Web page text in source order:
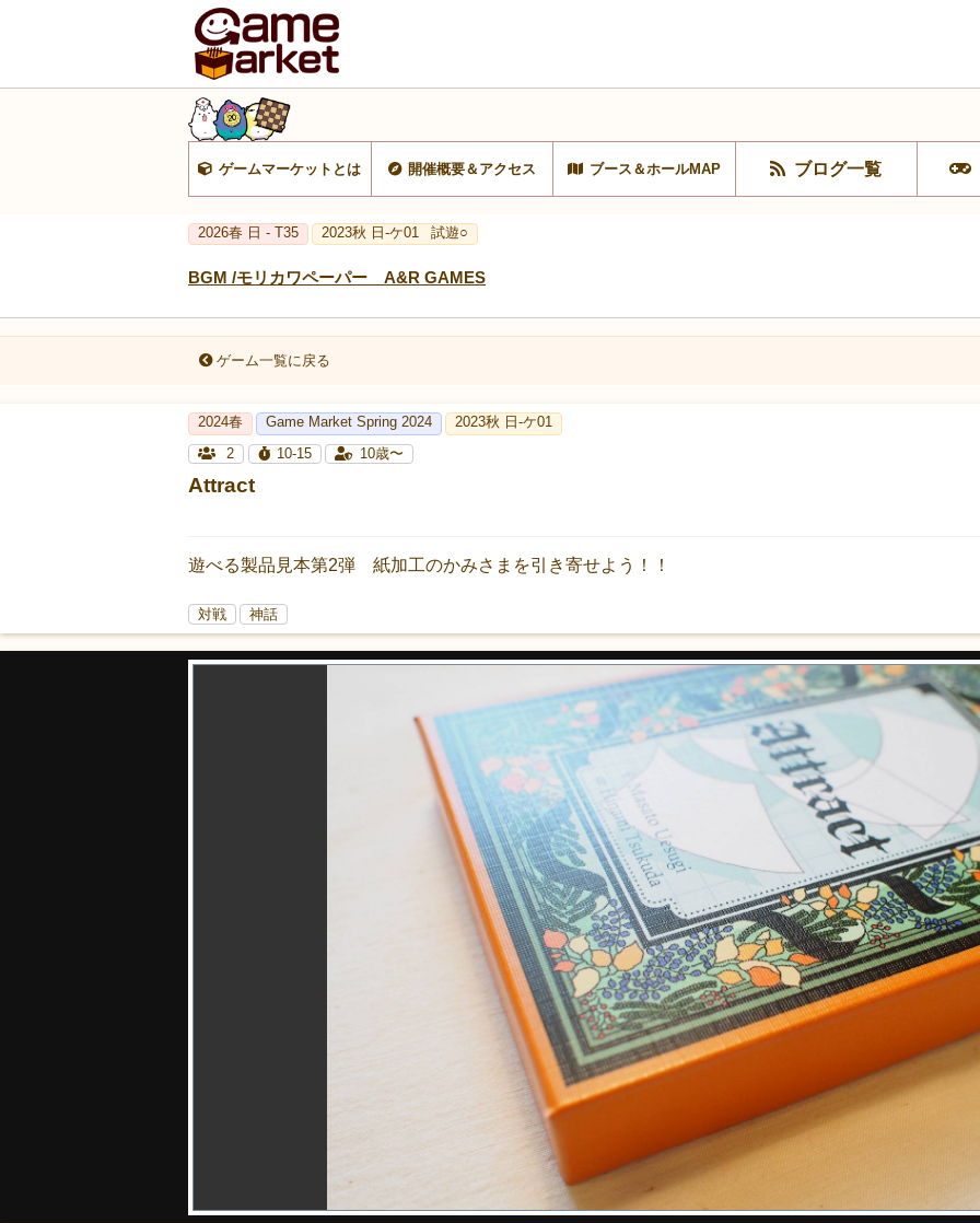
ゲームマーケットとは 開催概要＆アクセス ブース＆ホールMAP ブログ一覧
2026春 日 - T35 2023秋 日-ケ01 試遊○
BGM /モリカワペーパー A&R GAMES
ゲーム一覧に戻る
2024春 Game Market Spring 2024
2023秋 日-ケ01
2
10-15 10歳〜
Attract
遊べる製品見本第2弾 紙加工のかみさまを引き寄せよう！！
対戦 神話